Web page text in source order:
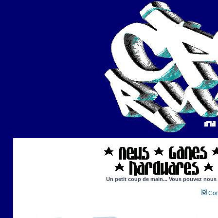
Un petit coup de main... Vous pouvez